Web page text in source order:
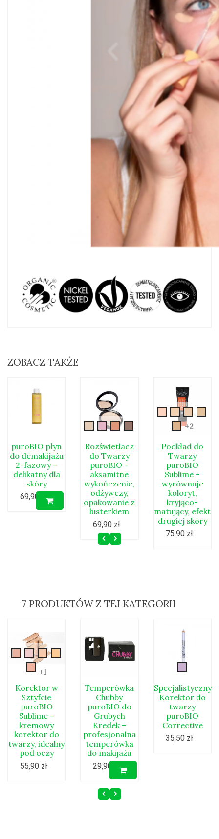
ZOBACZ TAKŻE
puroBIO płyn
do demakijażu
2-fazowy –
delikatny dla
skóry
69,90 zł
body-pink-zloty-
Rozświetlacz
do Twarzy
puroBIO –
aksamitne
wykończenie,
odżywczy,
opakowanie z
lusterkiem
69,90 zł
New-
sublime-
New-
sublime-
02
03
New-
05
+2
Podkład do
Twarzy
puroBIO
Sublime –
wyrównuje
koloryt,
kryjąco-
matujący, efekt
drugiej skóry
75,90 zł
7 PRODUKTÓW Z TEJ KATEGORII
02 03
+1
Korektor w
Sztyfcie
puroBIO
Sublime –
kremowy
korektor do
twarzy, idealny
pod oczy
55,90 zł
Temperówka
Chubby
puroBIO do
Grubych
Kredek –
profesjonalna
temperówka
do makijażu
29,90 zł
Specjalistyczny
Korektor do
twarzy
puroBIO
Corrective
35,50 zł